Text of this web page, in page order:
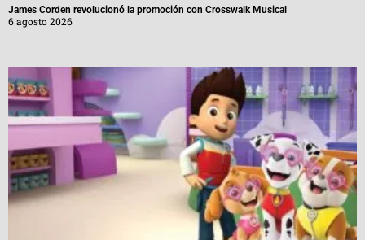
James Corden revolucionó la promoción con Crosswalk Musical
6 agosto 2026